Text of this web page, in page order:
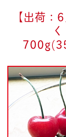
【出荷